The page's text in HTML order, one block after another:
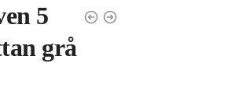
5
grå